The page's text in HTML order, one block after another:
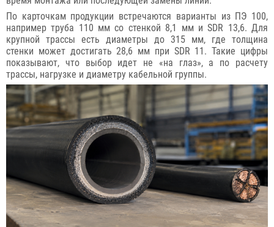
По карточкам продукции встречаются варианты из ПЭ 100,
например труба 110 мм со стенкой 8,1 мм и SDR 13,6. Для
крупной трассы есть диаметры до 315 мм, где толщина
стенки может достигать 28,6 мм при SDR 11. Такие цифры
показывают, что выбор идет не «на глаз», а по расчету
трассы, нагрузке и диаметру кабельной группы.